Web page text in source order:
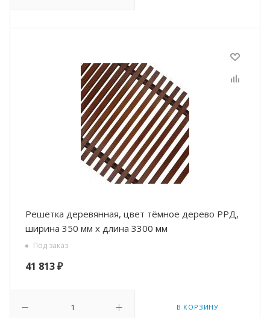
Решетка деревянная, цвет тёмное дерево РРД,
ширина 350 мм х длина 3300 мм
Под заказ
41 813₽
В КОРЗИНУ